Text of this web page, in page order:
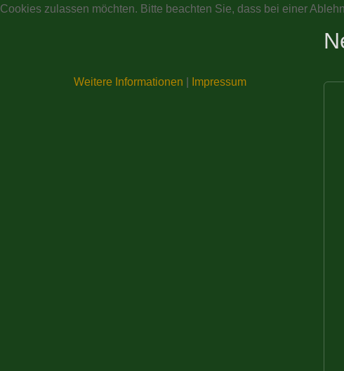
zulassen möchten. Bitte beachten Sie, dass bei einer
Weitere Informationen
Impressum